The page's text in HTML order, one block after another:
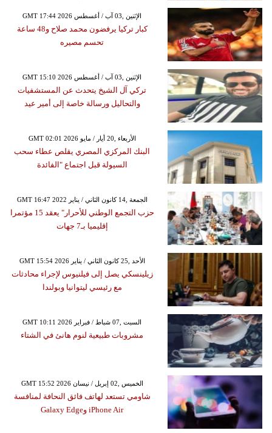
GMT 17:44 2026 الإثنين ,03 آب / أغسطس
كبار تركيا يرفضون محمد صلاح و48 ساعة
تحسم مصيره
GMT 15:10 2026 الإثنين ,03 آب / أغسطس
تركي آل الشيخ يتحدث عن المستشفيات
والتحاليل ورسالة خاصة إلى أمير عيد
GMT 02:01 2026 الأربعاء ,20 أيار / مايو
البنك المركزي المصري يقلص عطاء سحب
السيولة قبل اجتماع "الفائدة
GMT 16:47 2022 الجمعة ,14 كانون الثاني / يناير
حزب التجمع الوطني للأحرار" يعقد 15 مؤتمرا
إقليميا بـ7 جهات
GMT 15:54 2026 الأحد ,25 كانون الثاني / يناير
زيلينسكي يصل إلى فيلنيوس لإجراء محادثات
مع رئيسي ليتوانيا وبولندا
GMT 10:11 2026 السبت ,07 شباط / فبراير
مشروبات طبيعية لنوم هانئ في الشتاء
GMT 15:52 2026 الخميس ,02 إبريل / نيسان
شاومي تستعد لهاتف فائق النحافة لمنافسة
iPhone Air وGalaxy Edge